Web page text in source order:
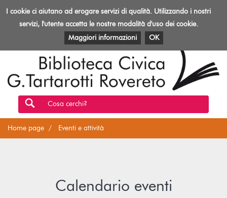
Toggle
Biblioteca
Rovereto
EVENTI E ATTIVITÀ PATRIMONIO E RISORSE
Cosa cerchi?
Home page Eventi e attività
Calendario eventi
I cookie ci aiutano ad erogare servizi di qualità. Utilizzando i nostri
servizi, l'utente accetta le nostre modalità d'uso dei cookie.
Maggiori informazioni
OK